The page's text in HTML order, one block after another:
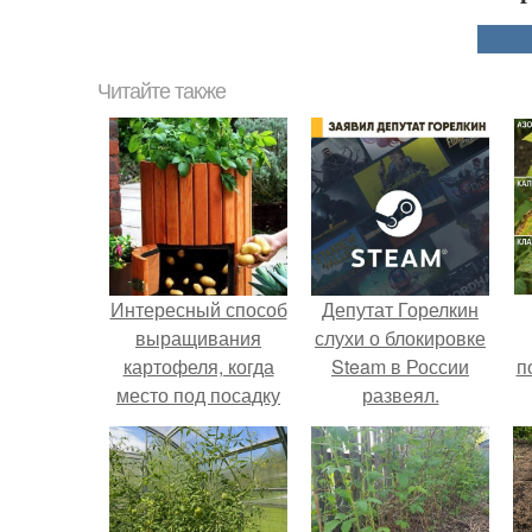
Читайте также
Интересный способ
выращивания
картофеля, когда
место под посадку
ограничено.
Депутат Горелкин
слухи о блокировке
Steam в России
развеял.